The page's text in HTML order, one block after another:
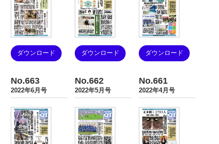
ダウンロード ダウンロード ダウンロード
No.663
2022年6月号
No.662
2022年5月号
No.661
2022年4月号